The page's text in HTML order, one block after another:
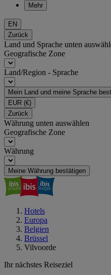
Mehr
EN
Zurück
Land und Sprache unten
Geografische Zone
Land/Region - Sprache
Mein Land und meine Sprache
EUR (€)
Zurück
Währung unten auswählen
Geografische Zone
Währung
Meine Währung bestätigen
Hotels
Europa
Belgien
Brüssel
Vilvoorde
Ihr nächstes Reiseziel